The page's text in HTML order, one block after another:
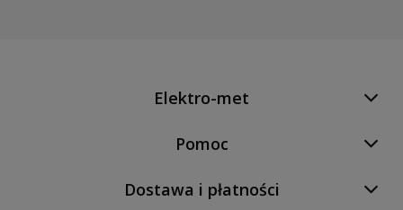
Elektro-met
Pomoc
Dostawa i płatności